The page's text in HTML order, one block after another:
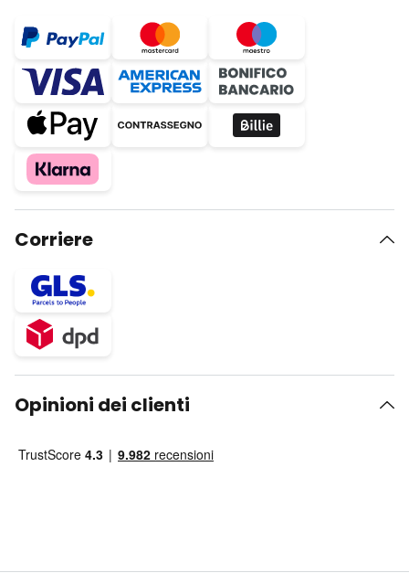
Corriere
Opinioni dei clienti